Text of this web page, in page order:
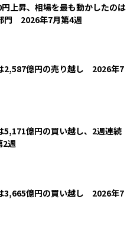
上昇、相場を最も動かしたのは
門 2026年7月第4週
2,587億円の売り越し 2026年7
5,171億円の買い越し、2週連続
2週
3,665億円の買い越し 2026年7